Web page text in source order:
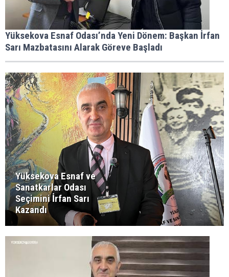
Yüksekova Esnaf Odası’nda Yeni Dönem: Başkan İrfan
Sarı Mazbatasını Alarak Göreve Başladı
Yüksekova Esnaf ve
Sanatkarlar Odası
Seçimini İrfan Sarı
Kazandı